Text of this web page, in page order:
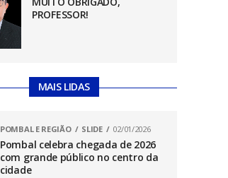
PROFESSOR!
MAIS LIDAS
POMBAL E REGIÃO SLIDE 02/01/2026
Pombal celebra chegada de 2026
com grande público no centro da
cidade